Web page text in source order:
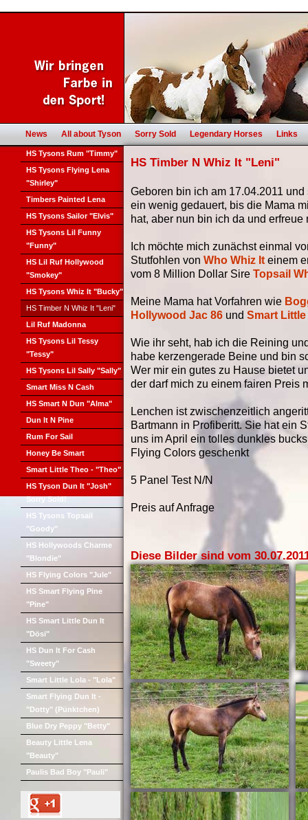
News All about Tyson Sorry Sold Legendary Horses Links
HS Tysons Rum "Timmy"
HS Tysons Flying Lena
"Shirley"
Timbers Painted Lena
HS Tysons Sailor "Elvis"
HS Tysons Lil Funny
"Funny"
HS Lil Ruf Hollywood
"Smokey"
HS Tysons Whiz It "Bucky"
HS Timber N Whiz It "Leni"
Lil Ruf Madonna
HS Tysons Lil Tessy
"Tessy"
HS Tysons Lil Sally "Sally"
Smart Miss N Cash
HS Smart N Dun "Alma"
Dun It N Pine
Rum For Sail
Honey Be Smart
Smart Little Theo - "Theo"
HS Tyson Dun It "Josh"
Sorry Sold!
HS Tysons Topsail
"Goody"
HS Hollywoods Charme
"Blondie"
HS Flying Colors "Jule"
HS Smart Flying Pine
"Pine"
HS Smart Little Dun It
"Dösi"
HS Dun It For Cash
"Sweety"
Smart Little Lola - "Lola"
Smart Flying Dun It -
"Dotty" (Pünktchen)
Blue Dry Peppy "Betty"
Beauty Little Lena
"Beauty"
Paulis Bad Boy "Pauli"
HS Timber N Whiz It "Leni"
Geboren bin ich am 17.04.2011
ein wenig gedauert, bis die Mama
hat, aber nun bin ich da und
Ich möchte mich zunächst einmal
Stutfohlen von Who Whiz It einem
vom 8 Million Dollar Sire Topsail
Meine Mama hat Vorfahren wie
Hollywood Jac 86 und Smart
Wie ihr seht, hab ich die Reining
habe kerzengerade Beine und bin
Wer mir ein gutes zu Hause bietet
der darf mich zu einem fairen Preis
Lenchen ist zwischenzeitlich
Bartmann in Profiberitt. Sie hat ein
uns im April ein tolles dunkles
Flying Colors geschenkt
5 Panel Test N/N
Preis auf Anfrage
Diese Bilder sind vom